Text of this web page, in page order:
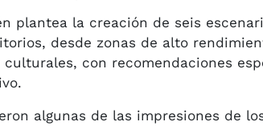
plantea la creación de seis
desde zonas de alto
con recomendaciones
algunas de las impresiones de